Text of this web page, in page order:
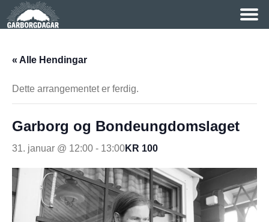
« Alle Hendingar
Dette arrangementet er ferdig.
Garborg og Bondeungdomslaget
31. januar @ 12:00 - 13:00KR 100